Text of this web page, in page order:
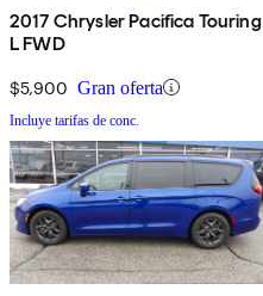
2017 Chrysler Pacifica Touring
L FWD
$5,900 Gran oferta
Incluye tarifas de conc.